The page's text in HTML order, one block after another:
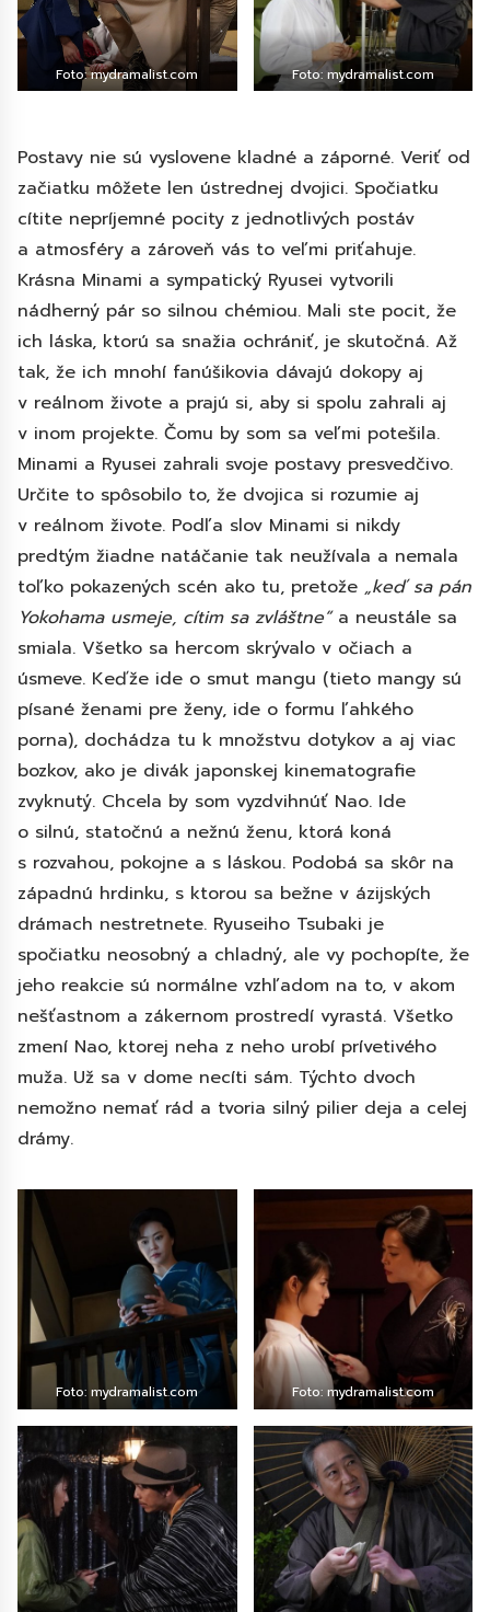
Foto: mydramalist.com Foto: mydramalist.com
Postavy nie sú vyslovene kladné a záporné. Veriť od
začiatku môžete len ústrednej dvojici. Spočiatku
cítite nepríjemné pocity z jednotlivých postáv
a atmosféry a zároveň vás to veľmi priťahuje.
Krásna Minami a sympatický Ryusei vytvorili
nádherný pár so silnou chémiou. Mali ste pocit, že
ich láska, ktorú sa snažia ochrániť, je skutočná. Až
tak, že ich mnohí fanúšikovia dávajú dokopy aj
v reálnom živote a prajú si, aby si spolu zahrali aj
v inom projekte. Čomu by som sa veľmi potešila.
Minami a Ryusei zahrali svoje postavy presvedčivo.
Určite to spôsobilo to, že dvojica si rozumie aj
v reálnom živote. Podľa slov Minami si nikdy
predtým žiadne natáčanie tak neužívala a nemala
toľko pokazených scén ako tu, pretože „keď sa pán
Yokohama usmeje, cítim sa zvláštne“a neustále sa
smiala. Všetko sa hercom skrývalo v očiach a
úsmeve. Keďže ide o smut mangu (tieto mangy sú
písané ženami pre ženy, ide o formu ľahkého
porna), dochádza tu k množstvu dotykov a aj viac
bozkov, ako je divák japonskej kinematografie
zvyknutý. Chcela by som vyzdvihnúť Nao. Ide
o silnú, statočnú a nežnú ženu, ktorá koná
s rozvahou, pokojne a s láskou. Podobá sa skôr na
západnú hrdinku, s ktorou sa bežne v ázijských
drámach nestretnete. Ryuseiho Tsubaki je
spočiatku neosobný a chladný, ale vy pochopíte, že
jeho reakcie sú normálne vzhľadom na to, v akom
nešťastnom a zákernom prostredí vyrastá. Všetko
zmení Nao, ktorej neha z neho urobí prívetivého
muža. Už sa v dome necíti sám. Týchto dvoch
nemožno nemať rád a tvoria silný pilier deja a celej
drámy.
Foto: mydramalist.com Foto: mydramalist.com